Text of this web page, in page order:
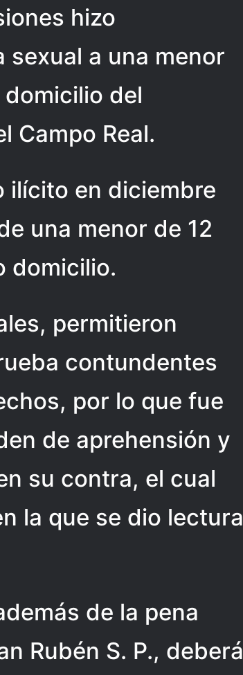
hizo
a una menor
domicilio del
Campo Real.
ilícito en diciembre
una menor de 12
domicilio.
permitieron
contundentes
por lo que fue
de aprehensión y
su contra, el cual
la que se dio lectura
de la pena
Rubén S. P., deberá